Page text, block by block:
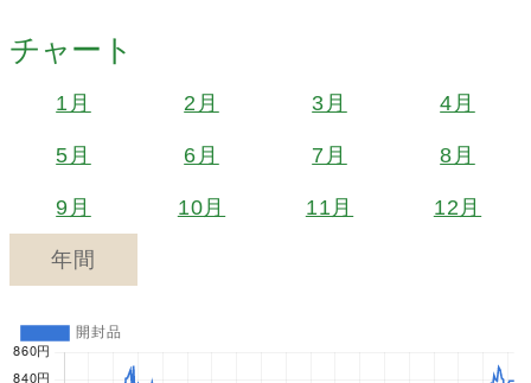
チャート
1月 2月 3月 4月
5月 6月 7月 8月
9月 10月 11月 12月
年間